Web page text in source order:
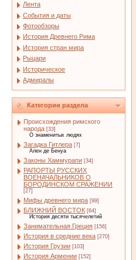
Лента
События и даты
Фотообзоры
История Древнего Рима
История стран мира
Рыцари
Историческое
Адмиралы
Категории раздела
Происхождения римского
народа [33]
О знаменитых людях
Загадка Гитлера [7]
Ален де Бенуа
Законы Хаммурапи [34]
РАПОРТЫ РУССКИХ
ВОЕНАЧАЛЬНИКОВ О
БОРОДИНСКОМ СРАЖЕНИИ
[27]
Мифы древнего мира [99]
БЛИЖНИЙ ВОСТОК [64]
История десяти тысячелетий
Занимательная Греция [156]
История в средние века [270]
История Грузии [103]
История Армении [152]